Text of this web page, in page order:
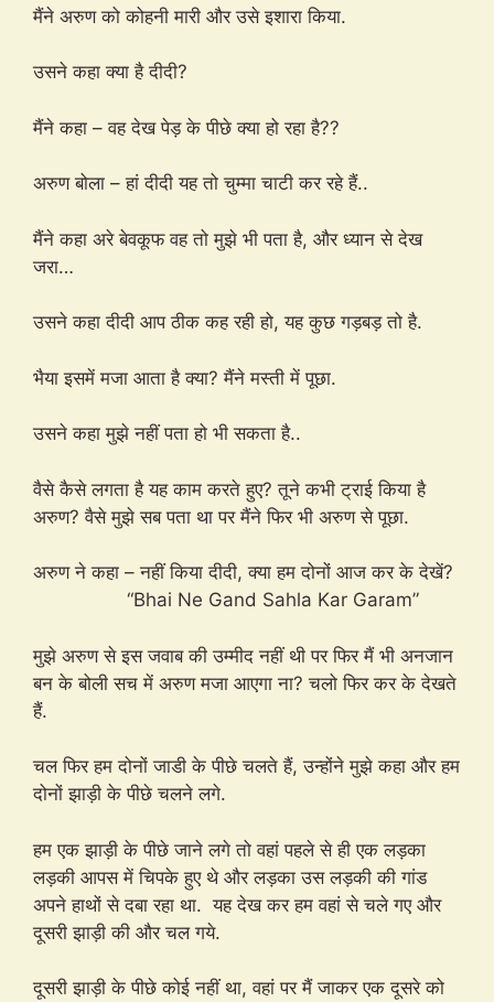
मैंने अरुण को कोहनी मारी और उसे इशारा किया.
उसने कहा क्या है दीदी?
मैंने कहा – वह देख पेड़ के पीछे क्या हो रहा है??
अरुण बोला – हां दीदी यह तो चुम्मा चाटी कर रहे हैं..
मैंने कहा अरे बेवकूफ वह तो मुझे भी पता है, और ध्यान से देख
जरा…
उसने कहा दीदी आप ठीक कह रही हो, यह कुछ गड़बड़ तो है.
भैया इसमें मजा आता है क्या? मैंने मस्ती में पूछा.
उसने कहा मुझे नहीं पता हो भी सकता है..
वैसे कैसे लगता है यह काम करते हुए? तूने कभी ट्राई किया है
अरुण? वैसे मुझे सब पता था पर मैंने फिर भी अरुण से पूछा.
अरुण ने कहा – नहीं किया दीदी, क्या हम दोनों आज कर के देखें?
“Bhai Ne Gand Sahla Kar Garam”
मुझे अरुण से इस जवाब की उम्मीद नहीं थी पर फिर मैं भी अनजान
बन के बोली सच में अरुण मजा आएगा ना? चलो फिर कर के देखते
हैं.
चल फिर हम दोनों जाडी के पीछे चलते हैं, उन्होंने मुझे कहा और हम
दोनों झाड़ी के पीछे चलने लगे.
हम एक झाड़ी के पीछे जाने लगे तो वहां पहले से ही एक लड़का
लड़की आपस में चिपके हुए थे और लड़का उस लड़की की गांड
अपने हाथों से दबा रहा था. यह देख कर हम वहां से चले गए और
दूसरी झाड़ी की और चल गये.
दूसरी झाड़ी के पीछे कोई नहीं था, वहां पर मैं जाकर एक दूसरे को